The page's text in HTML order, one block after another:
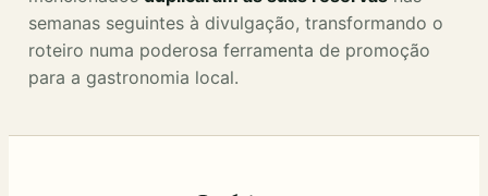
semanas seguintes à divulgação, transformando o
roteiro numa poderosa ferramenta de promoção
para a gastronomia local.